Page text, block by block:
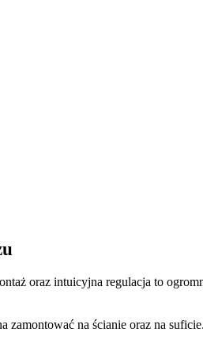
oraz intuicyjna regulacja to
zamontować na ścianie oraz na suficie.